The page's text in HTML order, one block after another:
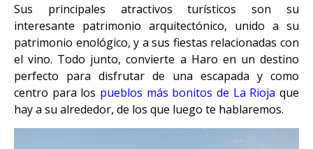
Sus principales atractivos turísticos son su
interesante patrimonio arquitectónico, unido a su
patrimonio enológico, y a sus fiestas relacionadas con
el vino. Todo junto, convierte a Haro en un destino
perfecto para disfrutar de una escapada y como
centro para los pueblos más bonitos de La Rioja que
hay a su alrededor, de los que luego te hablaremos.